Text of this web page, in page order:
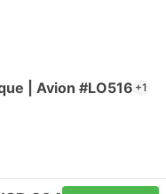
| Avion #LO516 +1